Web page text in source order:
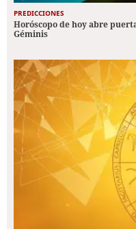
PREDICCIONES
Horóscopo de hoy abre
Géminis